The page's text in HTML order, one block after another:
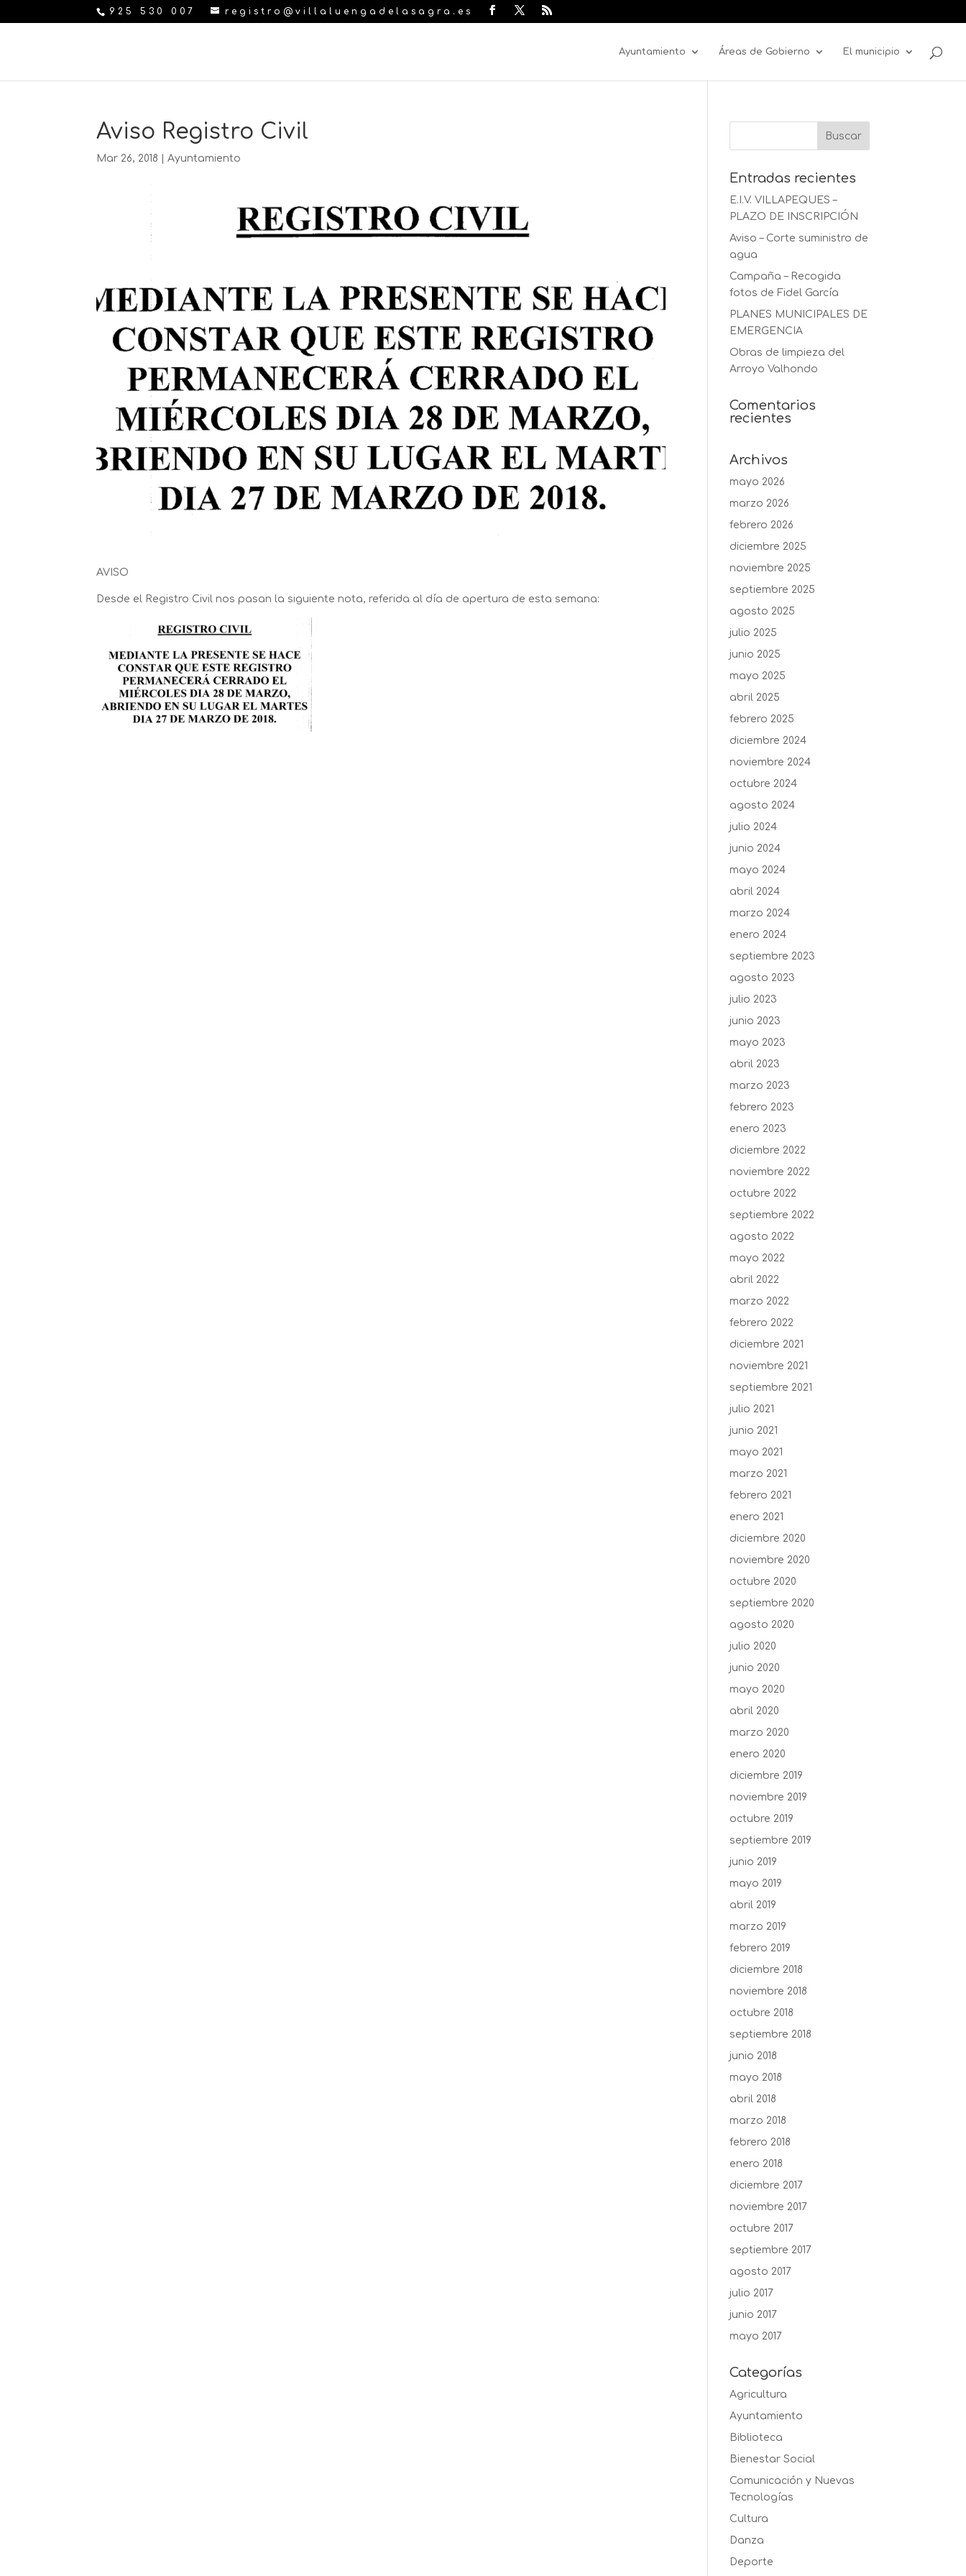
925 530 007 registro@villaluengadelasagra.es
Ayuntamiento Áreas de Gobierno El municipio
Aviso Registro Civil
Mar 26, 2018 |Ayuntamiento
AVISO
Desde el Registro Civil nos pasan la siguiente nota, referida al día de apertura de esta semana:
Entradas recientes
E.I.V. VILLAPEQUES –
PLAZO DE INSCRIPCIÓN
Aviso – Corte suministro de
agua
Campaña – Recogida
fotos de Fidel García
PLANES MUNICIPALES DE
EMERGENCIA
Obras de limpieza del
Arroyo Valhondo
Comentarios
recientes
Archivos
mayo 2026
marzo 2026
febrero 2026
diciembre 2025
noviembre 2025
septiembre 2025
agosto 2025
julio 2025
junio 2025
mayo 2025
abril 2025
febrero 2025
diciembre 2024
noviembre 2024
octubre 2024
agosto 2024
julio 2024
junio 2024
mayo 2024
abril 2024
marzo 2024
enero 2024
septiembre 2023
agosto 2023
julio 2023
junio 2023
mayo 2023
abril 2023
marzo 2023
febrero 2023
enero 2023
diciembre 2022
noviembre 2022
octubre 2022
septiembre 2022
agosto 2022
mayo 2022
abril 2022
marzo 2022
febrero 2022
diciembre 2021
noviembre 2021
septiembre 2021
julio 2021
junio 2021
mayo 2021
marzo 2021
febrero 2021
enero 2021
diciembre 2020
noviembre 2020
octubre 2020
septiembre 2020
agosto 2020
julio 2020
junio 2020
mayo 2020
abril 2020
marzo 2020
enero 2020
diciembre 2019
noviembre 2019
octubre 2019
septiembre 2019
junio 2019
mayo 2019
abril 2019
marzo 2019
febrero 2019
diciembre 2018
noviembre 2018
octubre 2018
septiembre 2018
junio 2018
mayo 2018
abril 2018
marzo 2018
febrero 2018
enero 2018
diciembre 2017
noviembre 2017
octubre 2017
septiembre 2017
agosto 2017
julio 2017
junio 2017
mayo 2017
Categorías
Agricultura
Ayuntamiento
Biblioteca
Bienestar Social
Comunicación y Nuevas
Tecnologías
Cultura
Danza
Deporte